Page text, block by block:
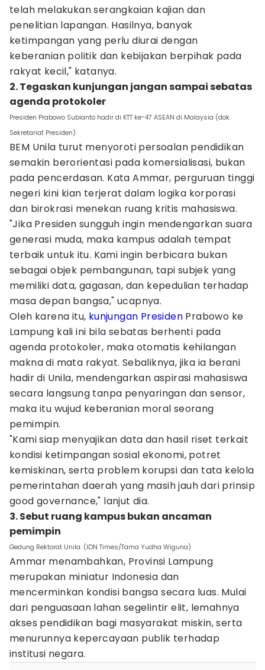
telah melakukan serangkaian kajian dan
penelitian lapangan. Hasilnya, banyak
ketimpangan yang perlu diurai dengan
keberanian politik dan kebijakan berpihak pada
rakyat kecil," katanya.
2. Tegaskan kunjungan jangan sampai sebatas
agenda protokoler
Presiden Prabowo Subianto hadir di KTT ke-47 ASEAN di Malaysia (dok.
Sekretariat Presiden)
BEM Unila turut menyoroti persoalan pendidikan
semakin berorientasi pada komersialisasi, bukan
pada pencerdasan. Kata Ammar, perguruan tinggi
negeri kini kian terjerat dalam logika korporasi
dan birokrasi menekan ruang kritis mahasiswa.
"Jika Presiden sungguh ingin mendengarkan suara
generasi muda, maka kampus adalah tempat
terbaik untuk itu. Kami ingin berbicara bukan
sebagai objek pembangunan, tapi subjek yang
memiliki data, gagasan, dan kepedulian terhadap
masa depan bangsa," ucapnya.
Oleh karena itu, kunjungan Presiden Prabowo ke
Lampung kali ini bila sebatas berhenti pada
agenda protokoler, maka otomatis kehilangan
makna di mata rakyat. Sebaliknya, jika ia berani
hadir di Unila, mendengarkan aspirasi mahasiswa
secara langsung tanpa penyaringan dan sensor,
maka itu wujud keberanian moral seorang
pemimpin.
"Kami siap menyajikan data dan hasil riset terkait
kondisi ketimpangan sosial ekonomi, potret
kemiskinan, serta problem korupsi dan tata kelola
pemerintahan daerah yang masih jauh dari prinsip
good governance," lanjut dia.
3. Sebut ruang kampus bukan ancaman
pemimpin
Gedung Rektorat Unila. (IDN Times/Tama Yudha Wiguna)
Ammar menambahkan, Provinsi Lampung
merupakan miniatur Indonesia dan
mencerminkan kondisi bangsa secara luas. Mulai
dari penguasaan lahan segelintir elit, lemahnya
akses pendidikan bagi masyarakat miskin, serta
menurunnya kepercayaan publik terhadap
institusi negara.